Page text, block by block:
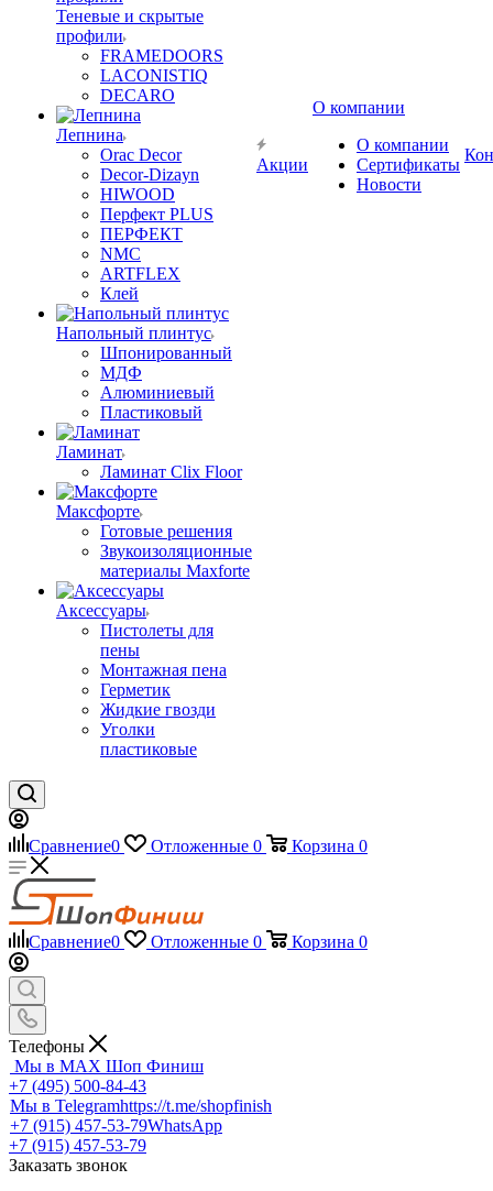
Теневые и скрытые
профили
FRAMEDOORS
LACONISTIQ
DECARO
Лепнина
Orac Decor
Decor-Dizayn
HIWOOD
Перфект PLUS
ПЕРФЕКТ
NMC
ARTFLEX
Клей
Напольный плинтус
Шпонированный
МДФ
Алюминиевый
Пластиковый
Ламинат
Ламинат Clix Floor
Максфорте
Готовые решения
Звукоизоляционные
материалы Maxforte
Аксессуары
Пистолеты для
пены
Монтажная пена
Герметик
Жидкие гвозди
Уголки
пластиковые
Акции
О компании
О компании
Сертификаты
Новости
Сравнение0 Отложенные 0 Корзина 0
Сравнение0 Отложенные 0 Корзина 0
Телефоны
Мы в MAX Шоп Финиш
+7 (495) 500-84-43
Мы в Telegramhttps://t.me/shopfinish
+7 (915) 457-53-79WhatsApp
+7 (915) 457-53-79
Заказать звонок